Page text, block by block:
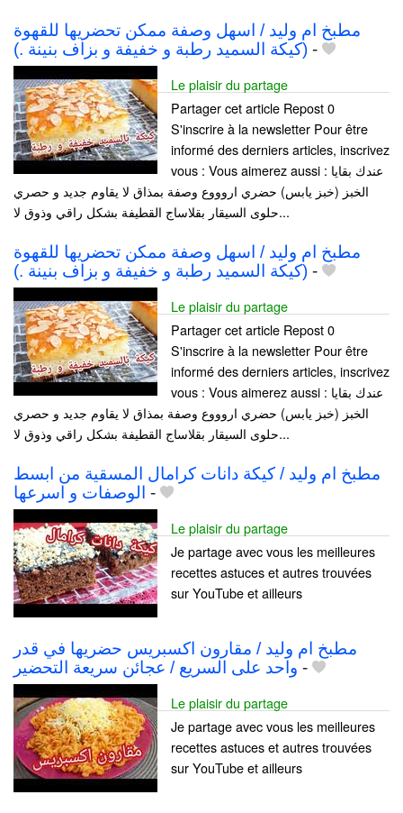
مطبخ ام وليد / اسهل وصفة ممكن تحضريها للقهوة
(كيكة السميد رطبة و خفيفة و بزاف بنينة .) -
Le plaisir du partage
Partager cet article Repost 0
S'inscrire à la newsletter Pour être
informé des derniers articles, inscrivez
vous : Vous aimerez aussi : عندك بقايا
الخبز (خبز يابس) حضري اروووع وصفة بمذاق لا يقاوم جديد و حصري
حلوى السيقار بقلاساج القطيفة بشكل راقي وذوق لا...
مطبخ ام وليد / اسهل وصفة ممكن تحضريها للقهوة
(كيكة السميد رطبة و خفيفة و بزاف بنينة .) -
Le plaisir du partage
Partager cet article Repost 0
S'inscrire à la newsletter Pour être
informé des derniers articles, inscrivez
vous : Vous aimerez aussi : عندك بقايا
الخبز (خبز يابس) حضري اروووع وصفة بمذاق لا يقاوم جديد و حصري
حلوى السيقار بقلاساج القطيفة بشكل راقي وذوق لا...
مطبخ ام وليد / كيكة دانات كرامال المسقية من ابسط
الوصفات و اسرعها -
Le plaisir du partage
Je partage avec vous les meilleures
recettes astuces et autres trouvées
sur YouTube et ailleurs
مطبخ ام وليد / مقارون اكسبريس حضريها في قدر
واحد على السريع / عجائن سريعة التحضير -
Le plaisir du partage
Je partage avec vous les meilleures
recettes astuces et autres trouvées
sur YouTube et ailleurs